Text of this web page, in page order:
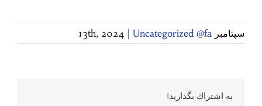
سپتامبر 13th, 2024 Uncategorized @fa
به اشتراك بگذاريد!